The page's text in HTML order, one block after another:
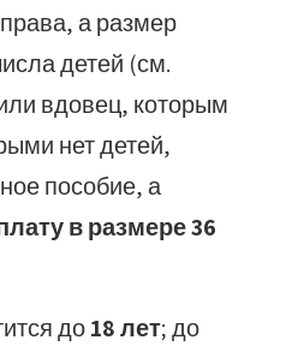
а размер
детей (см.
вдовец, которым
нет детей,
пособие, а
в размере 36
до18 лет; до